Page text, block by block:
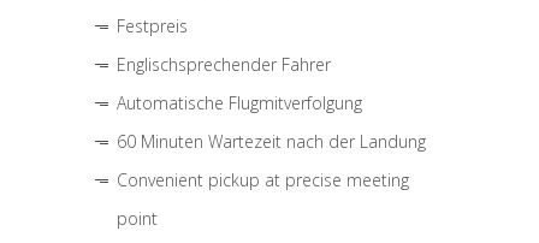
Festpreis
Englischsprechender Fahrer
Automatische Flugmitverfolgung
60 Minuten Wartezeit nach der Landung
Convenient pickup at precise meeting
point